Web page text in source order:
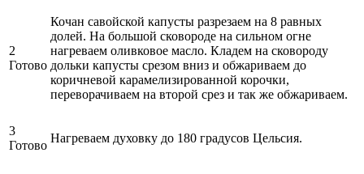
2
Готово
Кочан савойской капусты разрезаем на 8 равных
долей. На большой сковороде на сильном огне
нагреваем оливковое масло. Кладем на сковороду
дольки капусты срезом вниз и обжариваем до
коричневой карамелизированной корочки,
переворачиваем на второй срез и так же обжариваем.
3
Готово
Нагреваем духовку до 180 градусов Цельсия.